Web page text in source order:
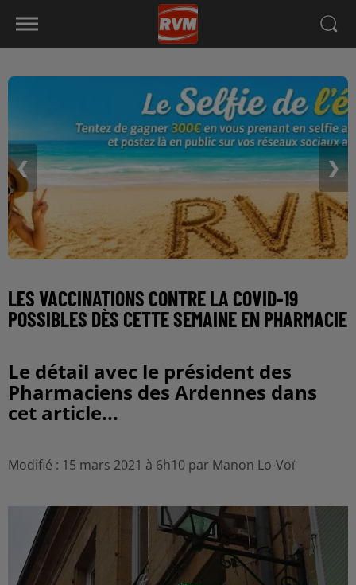
❮ ❯
LES VACCINATIONS CONTRE LA COVID-19
POSSIBLES DÈS CETTE SEMAINE EN PHARMACIE
Le détail avec le président des
Pharmaciens des Ardennes dans
cet article...
Modifié : 15 mars 2021 à 6h10 par Manon Lo-Voï